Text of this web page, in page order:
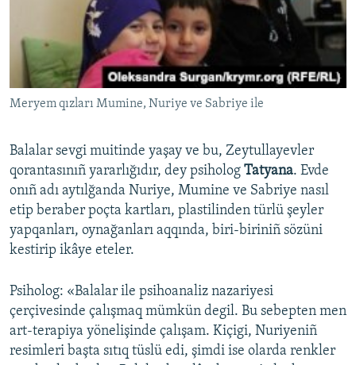
Meryem qızları Mumine, Nuriye ve Sabriye ile
Balalar sevgi muitinde yaşay ve bu, Zeytullayevler
qorantasınıñ yararlığıdır, dey psiholog Tatyana. Evde
onıñ adı aytılğanda Nuriye, Mumine ve Sabriye nasıl
etip beraber poçta kartları, plastilinden türlü şeyler
yapqanları, oynağanları aqqında, biri-biriniñ sözüni
kestirip ikâye eteler.
Psiholog: «Balalar ile psihoanaliz nazariyesi
çerçivesinde çalışmaq mümkün degil. Bu sebepten men
art-terapiya yönelişinde çalışam. Kiçigi, Nuriyeniñ
resimleri başta sıtıq tüslü edi, şimdi ise olarda renkler